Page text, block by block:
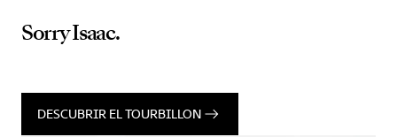
Sorry Isaac.
DESCUBRIR EL TOURBILLON